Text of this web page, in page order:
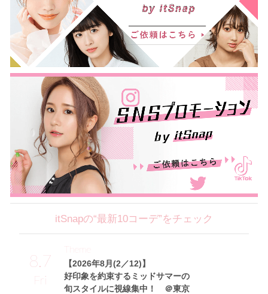
itSnapの“最新10コーデ”をチェック
8.7
Fri
【2026年8月(2／12)】
好印象を約束するミッドサマーの
旬スタイルに視線集中！ ＠東京
Theme